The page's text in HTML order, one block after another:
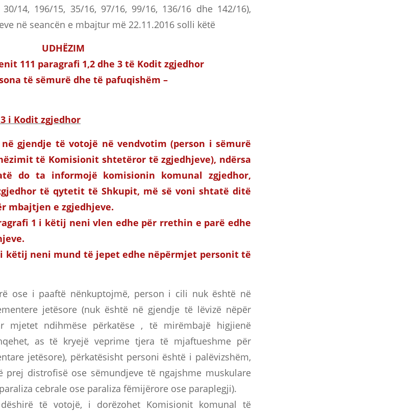
14, 196/15, 35/16, 97/16, 99/16, 136/16 dhe 142/16),
në seancën e mbajtur më 22.11.2016 solli këtë
UDHËZIM
111 paragrafi 1,2 dhe 3 të Kodit zgjedhor
të sëmurë dhe të pafuqishëm –
i Kodit zgjedhor
gjendje të votojë në vendvotim (person i sëmurë
të Komisionit shtetëror të zgjedhjeve), ndërsa
do ta informojë komisionin komunal zgjedhor,
të qytetit të Shkupit, më së voni shtatë ditë
mbajtjen e zgjedhjeve.
1 i këtij neni vlen edhe për rrethin e parë edhe
këtij neni mund të jepet edhe nëpërmjet personit të
ose i paaftë nënkuptojmë, person i cili nuk është në
jetësore (nuk është në gjendje të lëvizë nëpër
mjetet ndihmëse përkatëse , të mirëmbajë higjienë
as të kryejë veprime tjera të mjaftueshme për
jetësore), përkatësisht personi është i palëvizshëm,
prej distrofisë ose sëmundjeve të ngajshme muskulare
cebrale ose paraliza fëmijërore ose paraplegji).
të votojë, i dorëzohet Komisionit komunal të